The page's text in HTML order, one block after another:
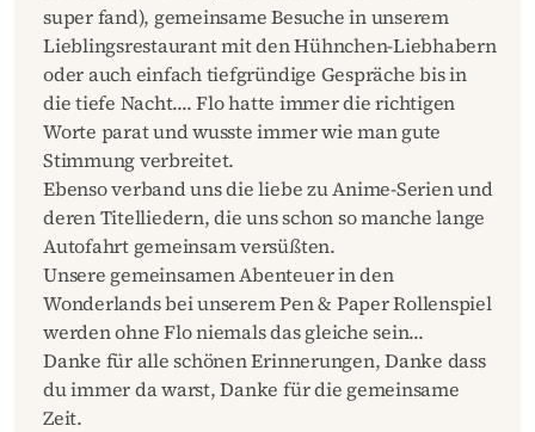
super fand), gemeinsame Besuche in unserem
Lieblingsrestaurant mit den Hühnchen-Liebhabern
oder auch einfach tiefgründige Gespräche bis in
die tiefe Nacht.... Flo hatte immer die richtigen
Worte parat und wusste immer wie man gute
Stimmung verbreitet.
Ebenso verband uns die liebe zu Anime-Serien und
deren Titelliedern, die uns schon so manche lange
Autofahrt gemeinsam versüßten.
Unsere gemeinsamen Abenteuer in den
Wonderlands bei unserem Pen & Paper Rollenspiel
werden ohne Flo niemals das gleiche sein...
Danke für alle schönen Erinnerungen, Danke dass
du immer da warst, Danke für die gemeinsame
Zeit.